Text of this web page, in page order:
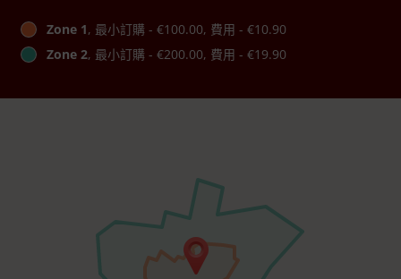
Zone 1, 最小訂購 - €100.00, 費用 - €10.90
Zone 2, 最小訂購 - €200.00, 費用 - €19.90